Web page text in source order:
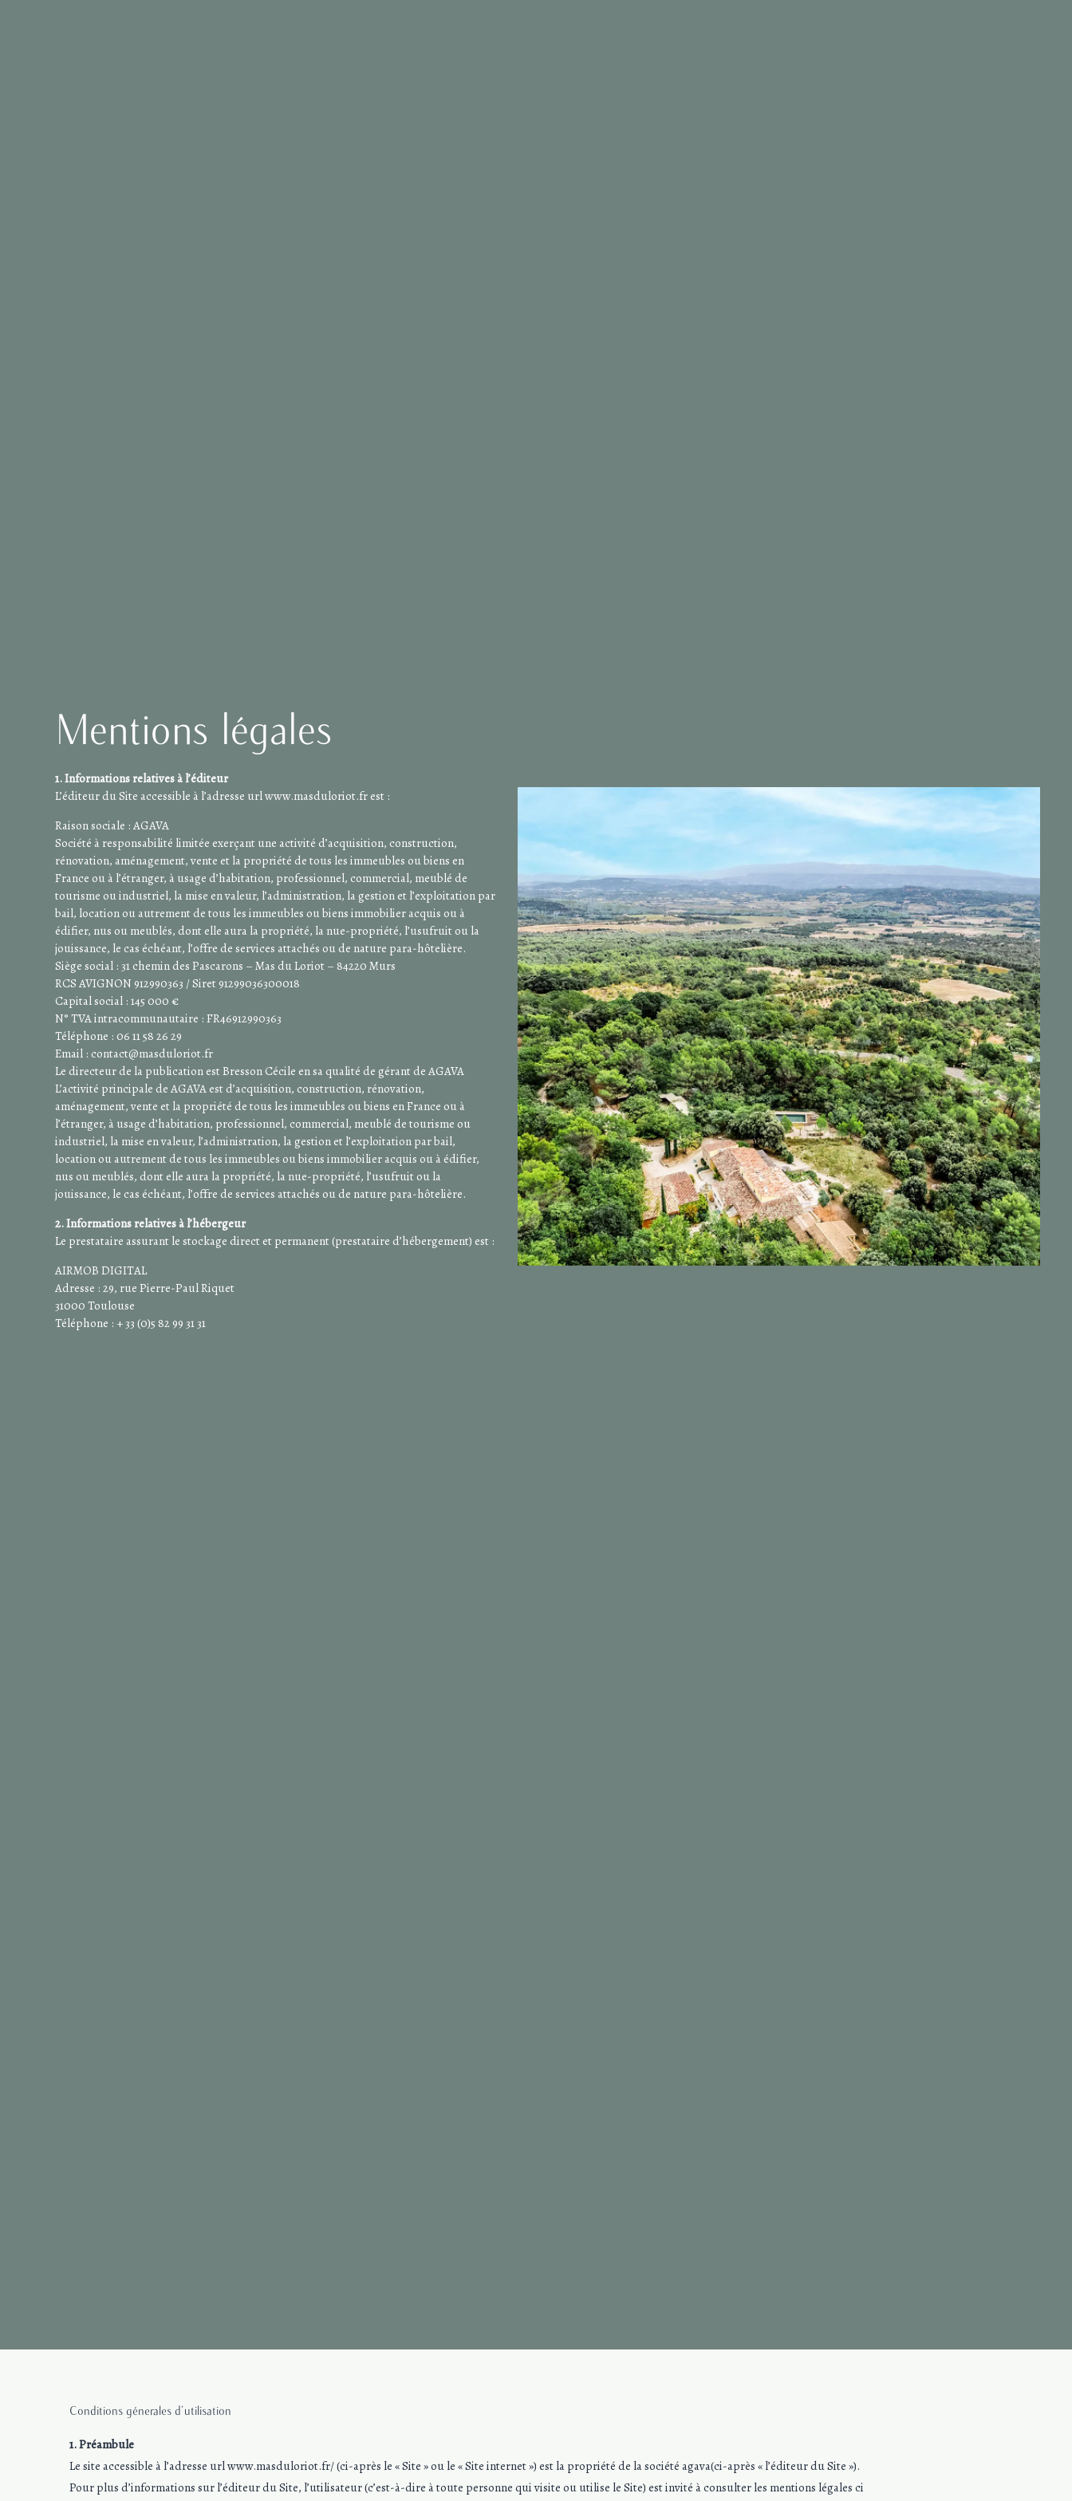
Mentions légales
1. Informations relatives à l’éditeur
L’éditeur du Site accessible à l’adresse url www.masduloriot.fr est :
Raison sociale : AGAVA
Société à responsabilité limitée exerçant une activité d’acquisition, construction,
rénovation, aménagement, vente et la propriété de tous les immeubles ou biens en
France ou à l’étranger, à usage d’habitation, professionnel, commercial, meublé de
tourisme ou industriel, la mise en valeur, l’administration, la gestion et l’exploitation par
bail, location ou autrement de tous les immeubles ou biens immobilier acquis ou à
édifier, nus ou meublés, dont elle aura la propriété, la nue-propriété, l’usufruit ou la
jouissance, le cas échéant, l’offre de services attachés ou de nature para-hôtelière.
Siège social : 31 chemin des Pascarons – Mas du Loriot – 84220 Murs
RCS AVIGNON 912990363 / Siret 91299036300018
Capital social : 145 000 €
N° TVA intracommunautaire : FR46912990363
Téléphone : 06 11 58 26 29
Email : contact@masduloriot.fr
Le directeur de la publication est Bresson Cécile en sa qualité de gérant de AGAVA
L’activité principale de AGAVA est d’acquisition, construction, rénovation,
aménagement, vente et la propriété de tous les immeubles ou biens en France ou à
l’étranger, à usage d’habitation, professionnel, commercial, meublé de tourisme ou
industriel, la mise en valeur, l’administration, la gestion et l’exploitation par bail,
location ou autrement de tous les immeubles ou biens immobilier acquis ou à édifier,
nus ou meublés, dont elle aura la propriété, la nue-propriété, l’usufruit ou la
jouissance, le cas échéant, l’offre de services attachés ou de nature para-hôtelière.
2. Informations relatives à l’hébergeur
Le prestataire assurant le stockage direct et permanent (prestataire d’hébergement) est :
AIRMOB DIGITAL
Adresse : 29, rue Pierre-Paul Riquet
31000 Toulouse
Téléphone : + 33 (0)5 82 99 31 31
Conditions génerales d’utilisation
1. Préambule
Le site accessible à l’adresse url www.masduloriot.fr/ (ci-après le « Site » ou le « Site internet ») est la propriété de la société agava(ci-après « l’éditeur du Site »).
Pour plus d’informations sur l’éditeur du Site, l’utilisateur (c’est-à-dire à toute personne qui visite ou utilise le Site) est invité à consulter les mentions légales ci